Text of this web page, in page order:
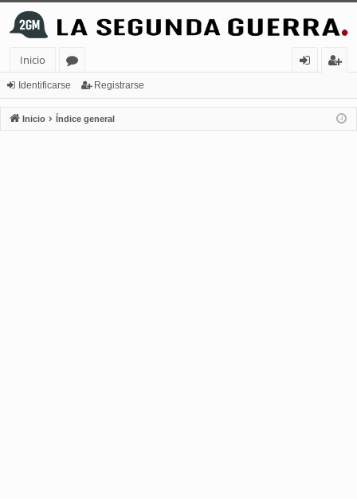
Inicio
or
os
nt
ifi
ist
ra
Identificarse Registrarse
Inicio Índice general